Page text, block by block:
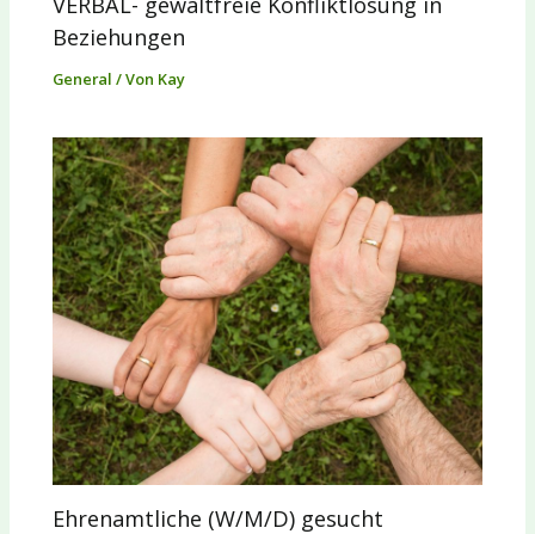
Beziehungen
General / Von Kay
Ehrenamtliche (W/M/D) gesucht